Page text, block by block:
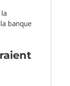
banque